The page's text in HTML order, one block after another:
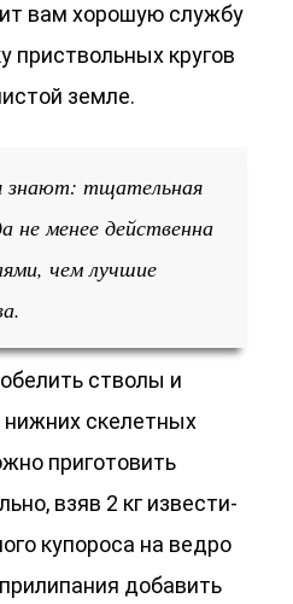
вам хорошую службу
приствольных кругов
земле.
знают: тщательная
не менее действенна
чем лучшие
стволы и
скелетных
приготовить
взяв 2 кг извести-
купороса на ведро
добавить